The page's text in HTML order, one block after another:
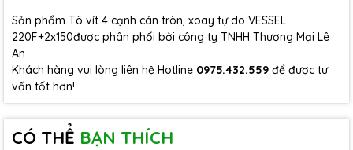
Sản phẩm Tô vít 4 cạnh cán tròn, xoay tự do VESSEL
220F+2x150được phân phối bởi công ty TNHH Thương Mại Lê
An
Khách hàng vui lòng liên hệ Hotline 0975.432.559 để được tư
vấn tốt hơn!
CÓ THỂ BẠN THÍCH